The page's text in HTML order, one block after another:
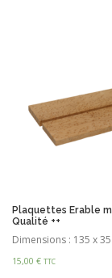
Plaquettes Erable
Qualité ++
Dimensions : 135 x
15,00 € TTC